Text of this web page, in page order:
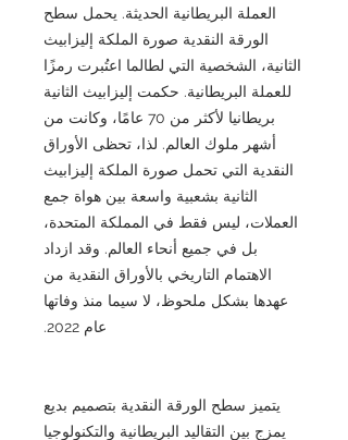
العملة البريطانية الحديثة. يحمل سطح
الورقة النقدية صورة الملكة إليزابيث
الثانية، الشخصية التي لطالما اعتُبرت رمزًا
للعملة البريطانية. حكمت إليزابيث الثانية
بريطانيا لأكثر من 70 عامًا، وكانت من
أشهر ملوك العالم. لذا، تحظى الأوراق
النقدية التي تحمل صورة الملكة إليزابيث
الثانية بشعبية واسعة بين هواة جمع
العملات، ليس فقط في المملكة المتحدة،
بل في جميع أنحاء العالم. وقد ازداد
الاهتمام التاريخي بالأوراق النقدية من
عهدها بشكل ملحوظ، لا سيما منذ وفاتها
عام 2022.
يتميز سطح الورقة النقدية بتصميم بديع
يمزج بين التقاليد البريطانية والتكنولوجيا